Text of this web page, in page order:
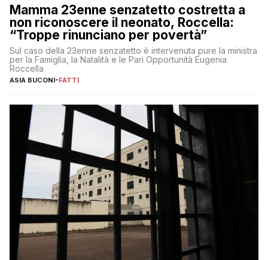
Mamma 23enne senzatetto costretta a
non riconoscere il neonato, Roccella:
“Troppe rinunciano per povertà”
Sul caso della 23enne senzatetto è intervenuta pure la ministra
per la Famiglia, la Natalità e le Pari Opportunità Eugenia
Roccella
ASIA BUCONI-FATTI